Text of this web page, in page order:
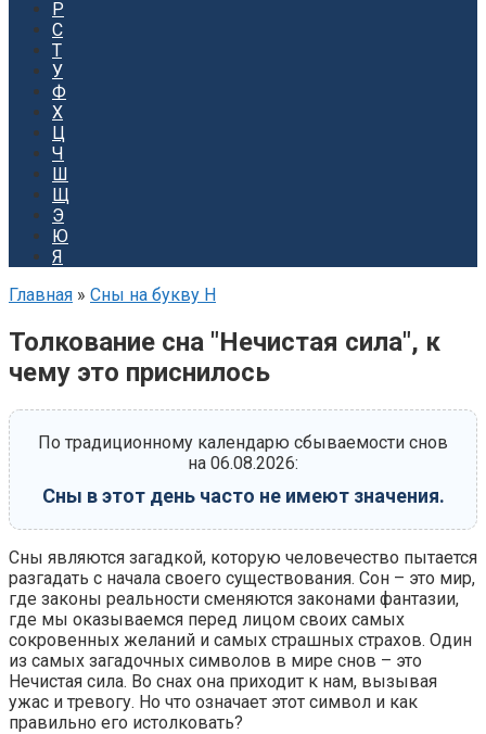
Р
С
Т
У
Ф
Х
Ц
Ч
Ш
Щ
Э
Ю
Я
Главная » Сны на букву Н
Толкование сна "Нечистая сила", к
чему это приснилось
По традиционному календарю сбываемости снов
на 06.08.2026:
Сны в этот день часто не имеют значения.
Сны являются загадкой, которую человечество пытается
разгадать с начала своего существования. Сон – это мир,
где законы реальности сменяются законами фантазии,
где мы оказываемся перед лицом своих самых
сокровенных желаний и самых страшных страхов. Один
из самых загадочных символов в мире снов – это
Нечистая сила. Во снах она приходит к нам, вызывая
ужас и тревогу. Но что означает этот символ и как
правильно его истолковать?